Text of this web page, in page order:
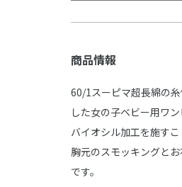
商品情報
60/1スーピマ超長綿の
した女の子ベビー用ワン
バイオシル加工を施す
胸元のスモッキングと
です。